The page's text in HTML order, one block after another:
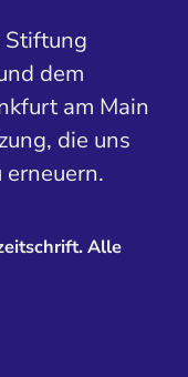
Stiftung
dem
am Main
die uns
Alle